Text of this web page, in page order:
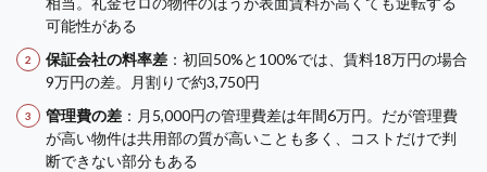
可能性がある
保証会社の料率差 ：初回50%と100%では、賃料18万円の場合
9万円の差。月割りで約3,750円
管理費の差 ：月5,000円の管理費差は年間6万円。だが管理費
が高い物件は共用部の質が高いことも多く、コストだけで判
断できない部分もある